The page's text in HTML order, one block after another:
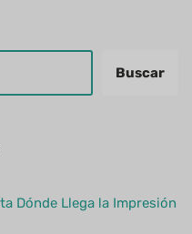
Buscar
Dónde Llega la Impresión